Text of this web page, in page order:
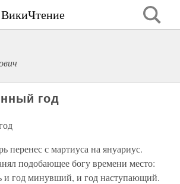
ВикиЧтение
год
перенес с мартиуса на януариус.
подобающее богу времени место:
и год минувший, и год наступающий.